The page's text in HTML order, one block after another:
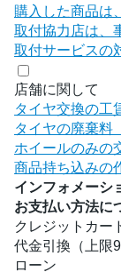
購入した商品は
取付協力店は、
取付サービスの
店舗に関して
タイヤ交換の工
タイヤの廃棄料
ホイールのみの
商品持ち込みの
インフォメーシ
お支払い方法に
クレジットカー
代金引換（上限
ローン